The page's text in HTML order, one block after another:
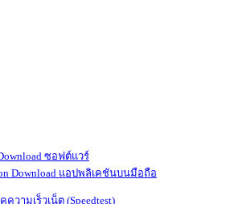
ซอฟต์แวร์
แอปพลิเคชันบนมือถือ
ความเร็วเน็ต (Speedtest)